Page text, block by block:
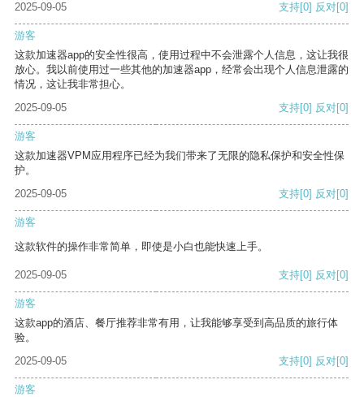
2025-09-05 支持[0] 反对[0]
游客
这款加速器app的安全性很高，使用过程中不会泄露个人信息，这让我很
放心。我以前使用过一些其他的加速器app，经常会出现个人信息泄露的
情况，这让我非常担心。
2025-09-05
支持[0] 反对[0]
游客
这款加速器VPM应用程序已经为我们带来了无限的隐私保护和安全性保
护。
2025-09-05
支持[0] 反对[0]
游客
这款软件的操作非常简单，即使是小白也能快速上手。
2025-09-05 支持[0] 反对[0]
游客
这款app的酒店、餐厅推荐非常有用，让我能够享受到高品质的旅行体
验。
2025-09-05
支持[0] 反对[0]
游客